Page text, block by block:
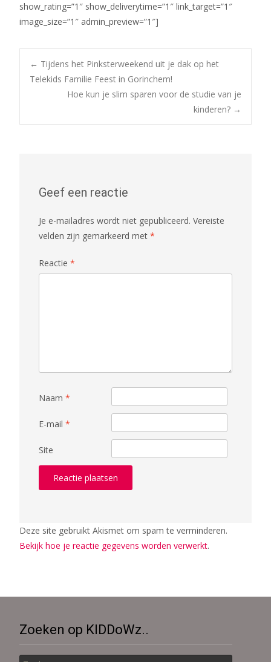
show_rating=”1″ show_deliverytime=”1″ link_target=”1″
image_size=”1″ admin_preview=”1″]
Bericht
navigatie
← Tijdens het Pinksterweekend uit je dak op het
Telekids Familie Feest in Gorinchem!
Hoe kun je slim sparen voor de studie van je
kinderen? →
Geef een reactie
Je e-mailadres wordt niet gepubliceerd. Vereiste
velden zijn gemarkeerd met *
Reactie *
Naam *
E-mail *
Site
Deze site gebruikt Akismet om spam te verminderen.
Bekijk hoe je reactie gegevens worden verwerkt.
Zoeken op KIDDoWz..
Zoek